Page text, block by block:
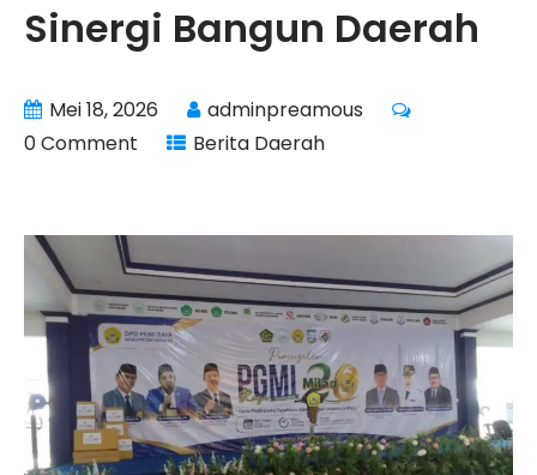
Sinergi Bangun Daerah
Mei 18, 2026
adminpreamous
0 Comment
Berita Daerah